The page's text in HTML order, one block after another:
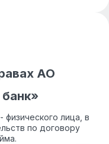
АО
лица, в
по договору